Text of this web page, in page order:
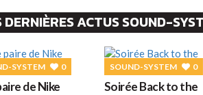
DERNIÈRES ACTUS SOUND-
SYSTEM 0
de Nike
SOUND-SYSTEM 0
Soirée Back to the